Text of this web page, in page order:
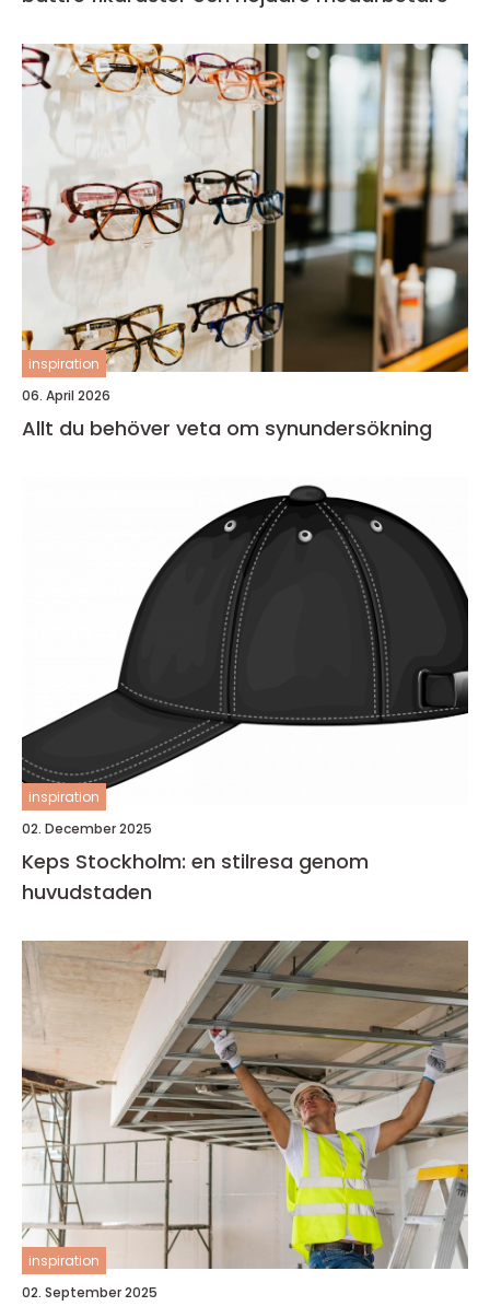
inspiration
06. April 2026
Allt du behöver veta om synundersökning
inspiration
02. December 2025
Keps Stockholm: en stilresa genom
huvudstaden
inspiration
02. September 2025